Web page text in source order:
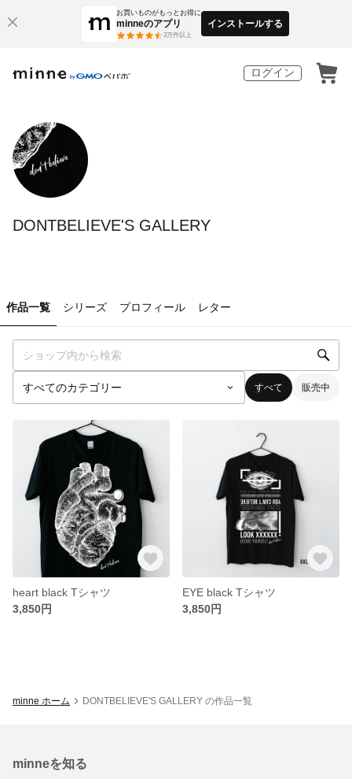
お買いものがもっとお得に
minneのアプリ
3万件以上
インストールする
ログイン
DONTBELIEVE'S GALLERY
作品一覧 シリーズ プロフィール レター
すべて 販売中
heart black Tシャツ
3,850円
EYE black Tシャツ
3,850円
minne ホーム DONTBELIEVE'S GALLERY の作品一覧
minneを知る